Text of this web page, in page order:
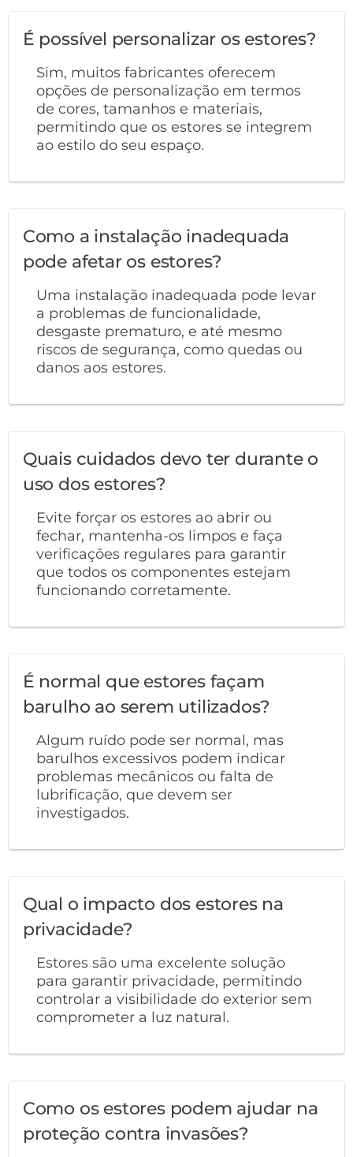
É possível personalizar os estores?
Sim, muitos fabricantes oferecem
opções de personalização em termos
de cores, tamanhos e materiais,
permitindo que os estores se integrem
ao estilo do seu espaço.
Como a instalação inadequada
pode afetar os estores?
Uma instalação inadequada pode levar
a problemas de funcionalidade,
desgaste prematuro, e até mesmo
riscos de segurança, como quedas ou
danos aos estores.
Quais cuidados devo ter durante o
uso dos estores?
Evite forçar os estores ao abrir ou
fechar, mantenha-os limpos e faça
verificações regulares para garantir
que todos os componentes estejam
funcionando corretamente.
É normal que estores façam
barulho ao serem utilizados?
Algum ruído pode ser normal, mas
barulhos excessivos podem indicar
problemas mecânicos ou falta de
lubrificação, que devem ser
investigados.
Qual o impacto dos estores na
privacidade?
Estores são uma excelente solução
para garantir privacidade, permitindo
controlar a visibilidade do exterior sem
comprometer a luz natural.
Como os estores podem ajudar na
proteção contra invasões?